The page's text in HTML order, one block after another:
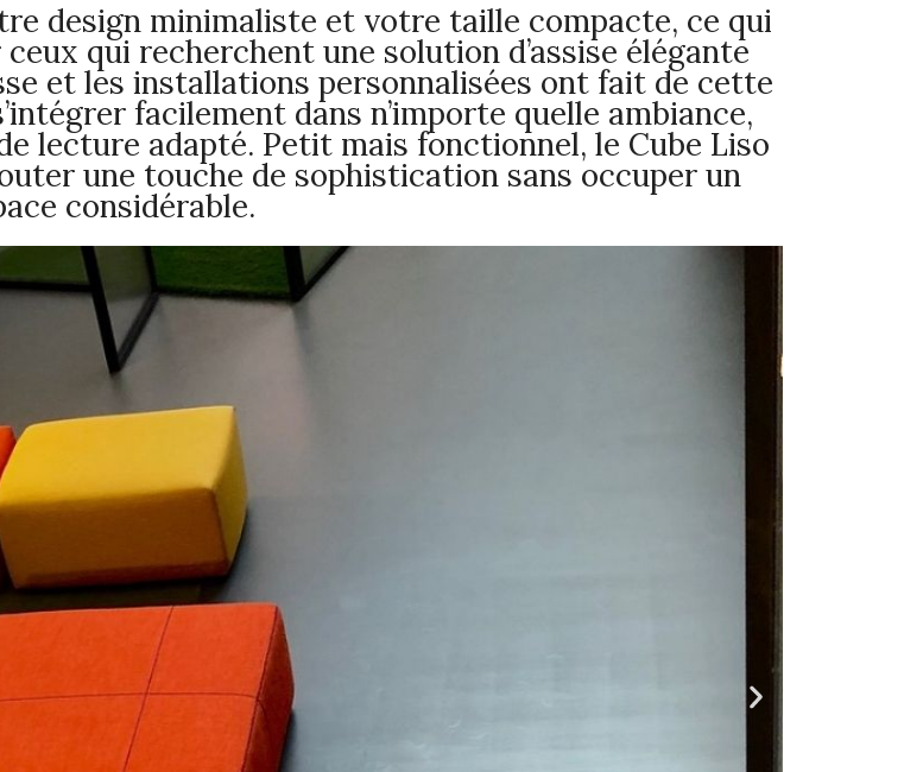
design minimaliste et votre taille compacte, ce qui
qui recherchent une solution d’assise élégante
et les installations personnalisées ont fait de cette
facilement dans n’importe quelle ambiance,
lecture adapté. Petit mais fonctionnel, le Cube Liso
une touche de sophistication sans occuper un
considérable.